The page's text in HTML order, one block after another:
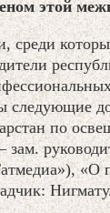
этой
среди
по
«О